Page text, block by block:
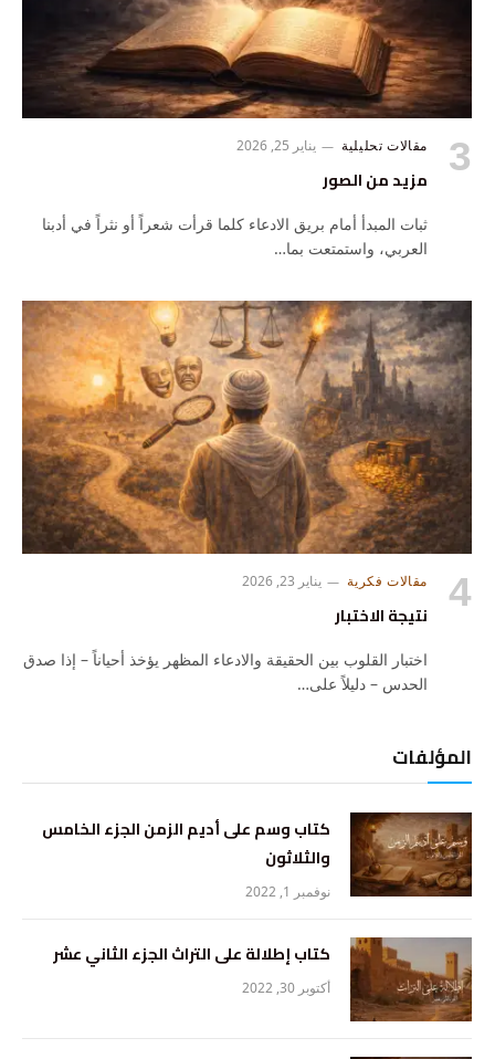
مقالات تحليلية يناير 25, 2026
مزيد من الصور
ثبات المبدأ أمام بريق الادعاء كلما قرأت شعراً أو نثراً في أدبنا
العربي، واستمتعت بما…
مقالات فكرية يناير 23, 2026
نتيجة الاختبار
اختبار القلوب بين الحقيقة والادعاء المظهر يؤخذ أحياناً – إذا صدق
الحدس – دليلاً على…
المؤلفات
كتاب وسم على أديم الزمن الجزء الخامس
والثلاثون
نوفمبر 1, 2022
كتاب إطلالة على التراث الجزء الثاني عشر
أكتوبر 30, 2022